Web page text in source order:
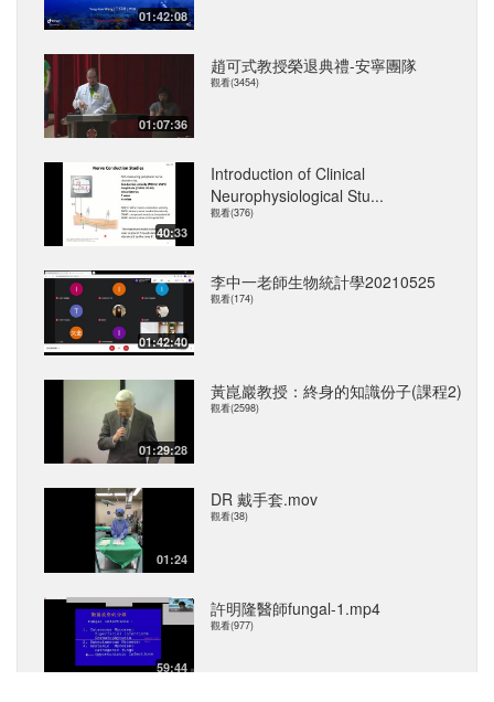
01:42:08
01:07:36
趙可式教授榮退典禮-安寧團隊
觀看(3454)
40:33
Introduction of Clinical
Neurophysiological Stu...
觀看(376)
01:42:40
李中一老師生物統計學20210525
觀看(174)
01:29:28
黃崑巖教授：終身的知識份子(課程2)
觀看(2598)
01:24
DR 戴手套.mov
觀看(38)
59:44
許明隆醫師fungal-1.mp4
觀看(977)